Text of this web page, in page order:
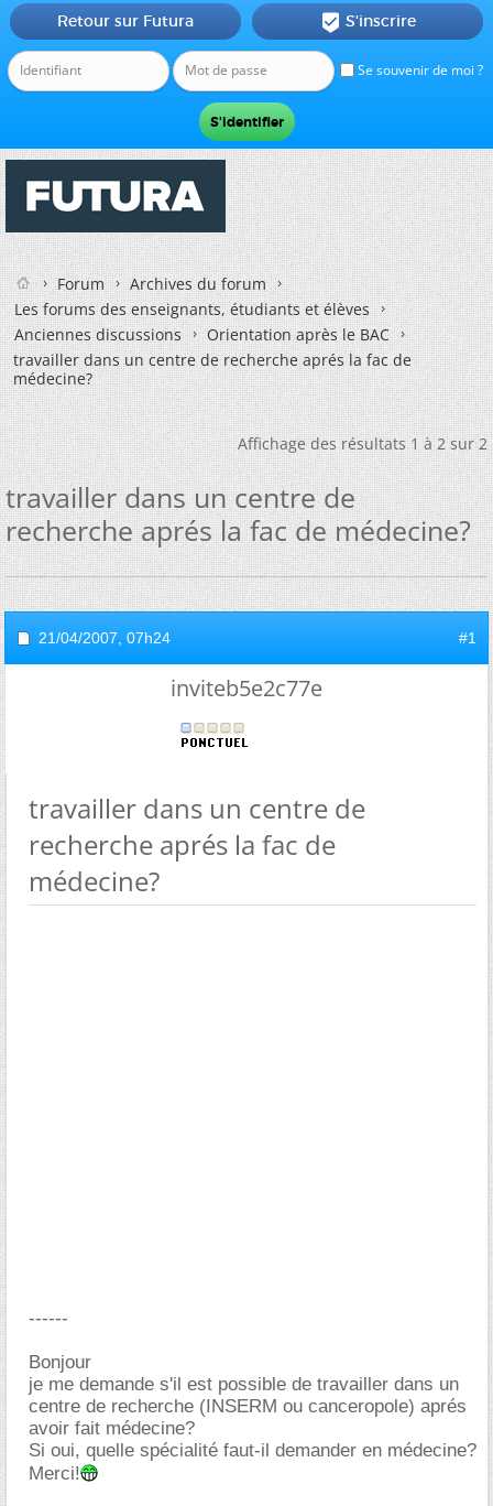
Se souvenir de moi ?
Retour sur Futura  S'inscrire
Forum
Archives du forum
Les forums des enseignants, étudiants et élèves
Anciennes discussions
Orientation après le BAC
travailler dans un centre de recherche aprés la fac de
médecine?
Affichage des résultats 1 à 2 sur 2
travailler dans un centre de
recherche aprés la fac de médecine?
21/04/2007, 07h24 #1
inviteb5e2c77e
travailler dans un centre de
recherche aprés la fac de
médecine?
------
Bonjour
je me demande s'il est possible de travailler dans un
centre de recherche (INSERM ou canceropole) aprés
avoir fait médecine?
Si oui, quelle spécialité faut-il demander en médecine?
Merci!